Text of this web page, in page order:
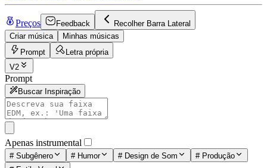
Preços Feedback
Recolher Barra Lateral
Criar música
Minhas músicas
Prompt
Letra própria
V2
Prompt
Buscar Inspiração
Apenas instrumental
# Subgênero # Humor # Design de Som # Produção